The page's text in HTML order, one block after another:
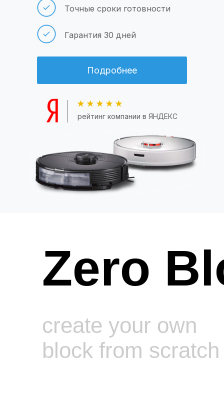
рейтинг компании в ЯНДЕКС
Гарантия 30 дней
Точные сроки готовности
Подробнее
Zero
create your own
block from scratch